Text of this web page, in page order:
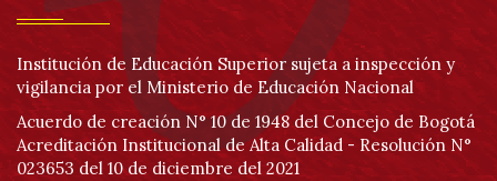
Institución de Educación Superior sujeta a inspección y
vigilancia por el Ministerio de Educación Nacional
Acuerdo de creación N° 10 de 1948 del Concejo de Bogotá
Acreditación Institucional de Alta Calidad - Resolución N°
023653 del 10 de diciembre del 2021